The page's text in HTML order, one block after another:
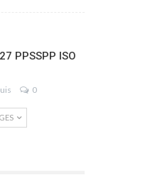
PPSSPP ISO
0